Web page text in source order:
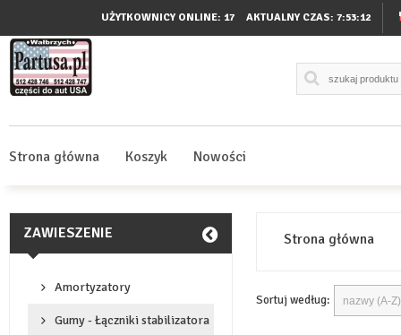
UŻYTKOWNICY ONLINE: 17 AKTUALNY CZAS: 7:53:13
Strona główna Koszyk Nowości
ZAWIESZENIE
Amortyzatory
Gumy - Łączniki stabilizatora
Strona główna
Sortuj według: